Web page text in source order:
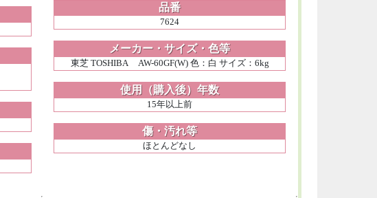
品番
7624
メーカー・サイズ・色等
東芝 TOSHIBA AW-60GF(W) 色：白 サイズ：6kg
使用（購入後）年数
15年以上前
傷・汚れ等
ほとんどなし